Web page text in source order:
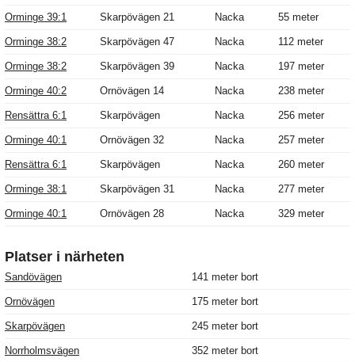
Orminge 39:1 Skarpövägen 21 Nacka 55 meter
Orminge 38:2 Skarpövägen 47 Nacka 112 meter
Orminge 38:2 Skarpövägen 39 Nacka 197 meter
Orminge 40:2 Ornövägen 14 Nacka 238 meter
Rensättra 6:1 Skarpövägen Nacka 256 meter
Orminge 40:1 Ornövägen 32 Nacka 257 meter
Rensättra 6:1 Skarpövägen Nacka 260 meter
Orminge 38:1 Skarpövägen 31 Nacka 277 meter
Orminge 40:1 Ornövägen 28 Nacka 329 meter
Platser i närheten
Sandövägen 141 meter bort
Ornövägen 175 meter bort
Skarpövägen 245 meter bort
Norrholmsvägen 352 meter bort